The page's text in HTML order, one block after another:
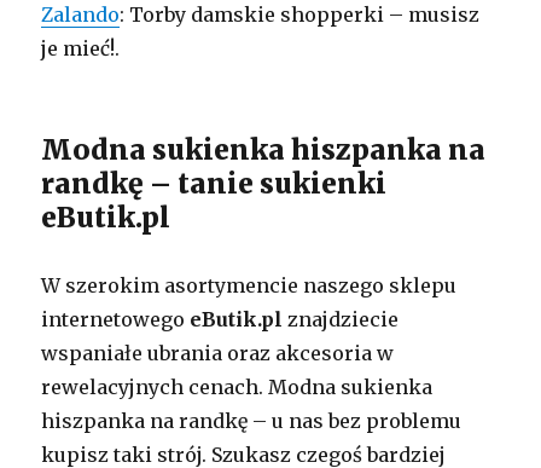
Zalando: Torby damskie shopperki – musisz
je mieć!.
Modna sukienka hiszpanka na
randkę – tanie sukienki
eButik.pl
W szerokim asortymencie naszego sklepu
internetowego eButik.pl znajdziecie
wspaniałe ubrania oraz akcesoria w
rewelacyjnych cenach. Modna sukienka
hiszpanka na randkę – u nas bez problemu
kupisz taki strój. Szukasz czegoś bardziej